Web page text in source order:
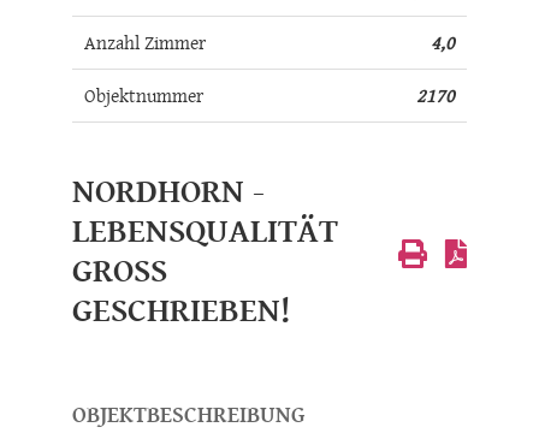
Grundstück
524,0 m²
Anzahl Zimmer
4,0
Objektnummer
2170
NORDHORN -
LEBENSQUALITÄT
GROSS
GESCHRIEBEN!